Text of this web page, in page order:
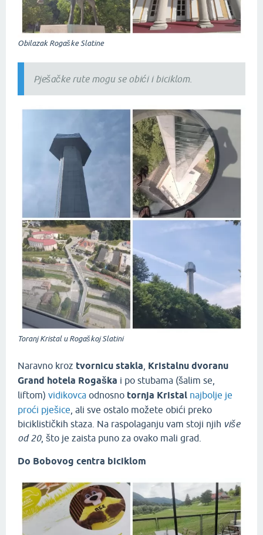
Obilazak Rogaške Slatine
Pješačke rute mogu se obići i biciklom.
Toranj Kristal u Rogaškoj Slatini
Naravno kroz tvornicu stakla Kristalnu dvoranu
Grand hotela Rogaška i po stubama (šalim se,
liftom) vidikovca odnosno tornja Kristal najbolje je
proći pješice , ali sve ostalo možete obići preko
biciklističkih staza. Na raspolaganju vam stoji njih više
od 20, što je zaista puno za ovako mali grad.
Do Bobovog centra biciklom